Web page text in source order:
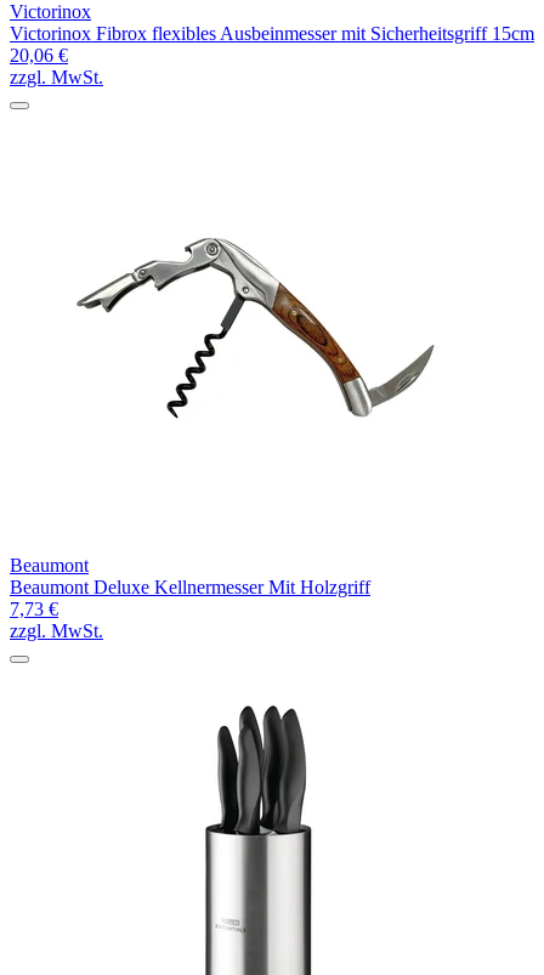
Victorinox
Victorinox Fibrox flexibles Ausbeinmesser mit Sicherheitsgriff 15cm
20,06 €
zzgl. MwSt.
Beaumont
Beaumont Deluxe Kellnermesser Mit Holzgriff
7,73 €
zzgl. MwSt.